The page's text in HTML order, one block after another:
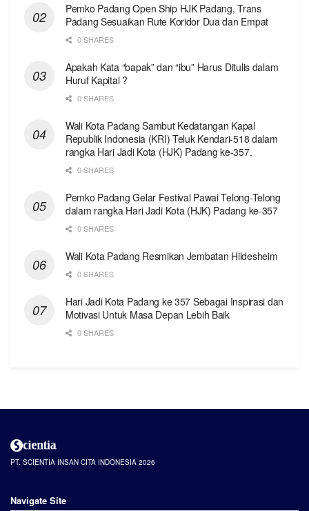
Pemko Padang Open Ship HJK Padang, Trans
Padang Sesuaikan Rute Koridor Dua dan Empat
0 SHARES
Apakah Kata “bapak” dan “ibu” Harus Ditulis dalam
Huruf Kapital ?
0 SHARES
Wali Kota Padang Sambut Kedatangan Kapal
Republik Indonesia (KRI) Teluk Kendari-518 dalam
rangka Hari Jadi Kota (HJK) Padang ke-357.
0 SHARES
Pemko Padang Gelar Festival Pawai Telong-Telong
dalam rangka Hari Jadi Kota (HJK) Padang ke-357
0 SHARES
Wali Kota Padang Resmikan Jembatan Hildesheim
0 SHARES
Hari Jadi Kota Padang ke 357 Sebagai Inspirasi dan
Motivasi Untuk Masa Depan Lebih Baik
0 SHARES
PT. SCIENTIA INSAN CITA INDONESIA 2026
Navigate Site